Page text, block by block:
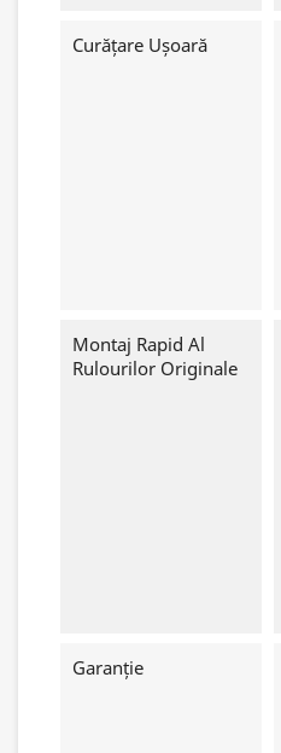
Curățare Ușoară
Montaj Rapid Al
Rulourilor Originale
Garanție